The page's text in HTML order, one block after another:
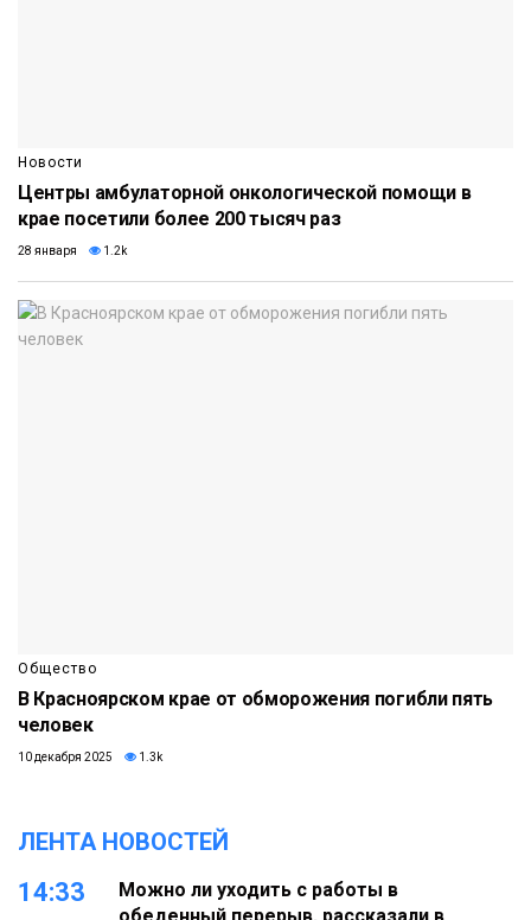
Новости
Центры амбулаторной онкологической помощи в
крае посетили более 200 тысяч раз
28 января 1.2k
Общество
В Красноярском крае от обморожения погибли пять
человек
10 декабря 2025 1.3k
ЛЕНТА НОВОСТЕЙ
14:33
Можно ли уходить с работы в